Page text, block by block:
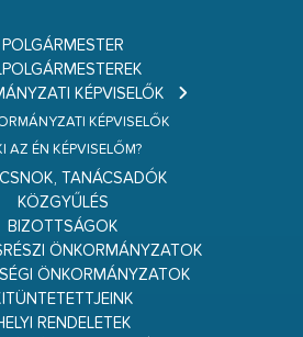
POLGÁRMESTER
KÉPVISELŐK
KÉPVISELŐK
AZ ÉN KÉPVISELŐM?
TANÁCSADÓK
KÖZGYŰLÉS
BIZOTTSÁGOK
ÖNKORMÁNYZATOK
ÖNKORMÁNYZATOK
RENDELETEK